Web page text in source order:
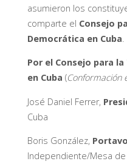
asumieron los
comparte el Consejo
Democrática en Cuba
Por el Consejo para
en Cuba (Conformación
José Daniel Ferrer,
Cuba
Boris González,
Independiente/Mesa